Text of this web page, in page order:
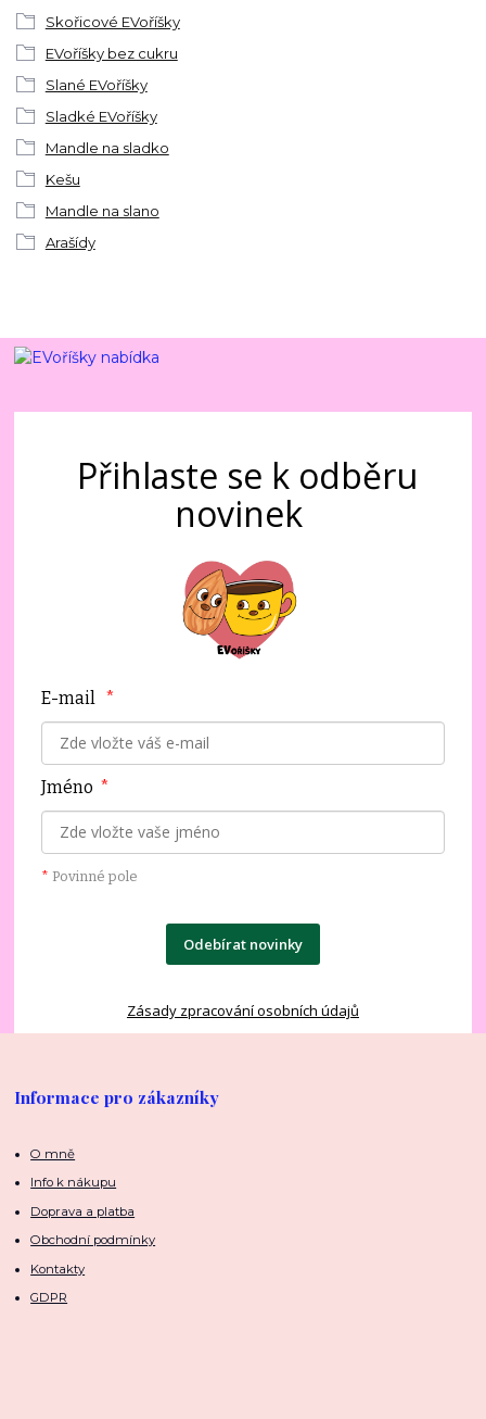
Skořicové EVoříšky
EVoříšky bez cukru
Slané EVoříšky
Sladké EVoříšky
Mandle na sladko
Kešu
Mandle na slano
Arašídy
Přihlaste se k odběru
novinek
E-mail *
Jméno *
* Povinné pole
Odebírat novinky
Zásady zpracování osobních údajů
Informace pro zákazníky
O mně
Info k nákupu
Doprava a platba
Obchodní podmínky
Kontakty
GDPR